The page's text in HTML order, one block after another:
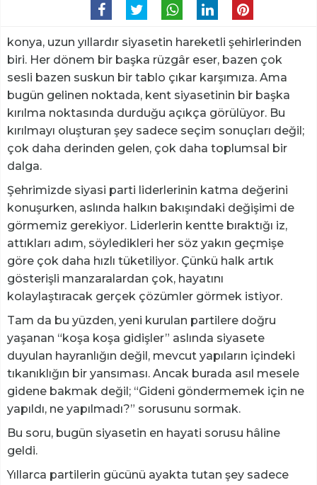
konya, uzun yıllardır siyasetin hareketli şehirlerinden
biri. Her dönem bir başka rüzgâr eser, bazen çok
sesli bazen suskun bir tablo çıkar karşımıza. Ama
bugün gelinen noktada, kent siyasetinin bir başka
kırılma noktasında durduğu açıkça görülüyor. Bu
kırılmayı oluşturan şey sadece seçim sonuçları değil;
çok daha derinden gelen, çok daha toplumsal bir
dalga.
Şehrimizde siyasi parti liderlerinin katma değerini
konuşurken, aslında halkın bakışındaki değişimi de
görmemiz gerekiyor. Liderlerin kentte bıraktığı iz,
attıkları adım, söyledikleri her söz yakın geçmişe
göre çok daha hızlı tüketiliyor. Çünkü halk artık
gösterişli manzaralardan çok, hayatını
kolaylaştıracak gerçek çözümler görmek istiyor.
Tam da bu yüzden, yeni kurulan partilere doğru
yaşanan “koşa koşa gidişler” aslında siyasete
duyulan hayranlığın değil, mevcut yapıların içindeki
tıkanıklığın bir yansıması. Ancak burada asıl mesele
gidene bakmak değil; “Gideni göndermemek için ne
yapıldı, ne yapılmadı?” sorusunu sormak.
Bu soru, bugün siyasetin en hayati sorusu hâline
geldi.
Yıllarca partilerin gücünü ayakta tutan şey sadece